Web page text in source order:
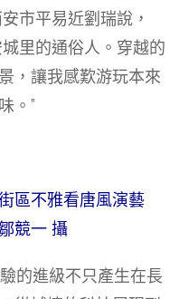
市平易近劉瑞說，
里的通俗人。穿越的
，讓我感歎游玩本來
。”
區不雅看唐風演藝
競一 攝
的進級不只產生在長